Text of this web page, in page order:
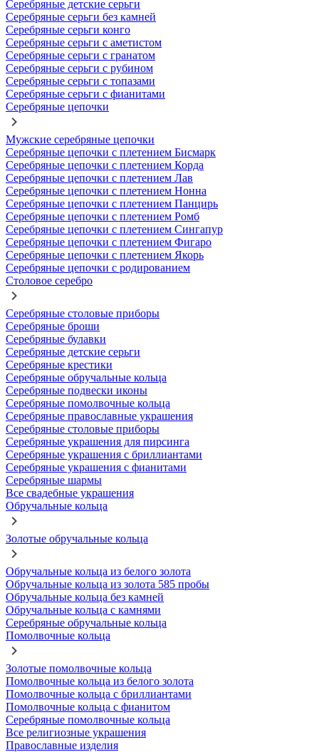
Серебряные детские серьги
Серебряные серьги без камней
Серебряные серьги конго
Серебряные серьги с аметистом
Серебряные серьги с гранатом
Серебряные серьги с рубином
Серебряные серьги с топазами
Серебряные серьги с фианитами
Серебряные цепочки
Мужские серебряные цепочки
Серебряные цепочки с плетением Бисмарк
Серебряные цепочки с плетением Корда
Серебряные цепочки с плетением Лав
Серебряные цепочки с плетением Нонна
Серебряные цепочки с плетением Панцирь
Серебряные цепочки с плетением Ромб
Серебряные цепочки с плетением Сингапур
Серебряные цепочки с плетением Фигаро
Серебряные цепочки с плетением Якорь
Серебряные цепочки с родированием
Столовое серебро
Серебряные столовые приборы
Серебряные броши
Серебряные булавки
Серебряные детские серьги
Серебряные крестики
Серебряные обручальные кольца
Серебряные подвески иконы
Серебряные помолвочные кольца
Серебряные православные украшения
Серебряные столовые приборы
Серебряные украшения для пирсинга
Серебряные украшения с бриллиантами
Серебряные украшения с фианитами
Серебряные шармы
Все свадебные украшения
Обручальные кольца
Золотые обручальные кольца
Обручальные кольца из белого золота
Обручальные кольца из золота 585 пробы
Обручальные кольца без камней
Обручальные кольца с камнями
Серебряные обручальные кольца
Помолвочные кольца
Золотые помолвочные кольца
Помолвочные кольца из белого золота
Помолвочные кольца с бриллиантами
Помолвочные кольца с фианитом
Серебряные помолвочные кольца
Все религиозные украшения
Православные изделия